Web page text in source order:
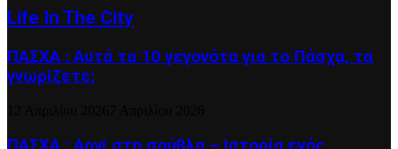
Life In The City
ΠΑΣΧΑ : Αυτά τα 10 γεγονότα για το Πάσχα, τα
γνωρίζετε;